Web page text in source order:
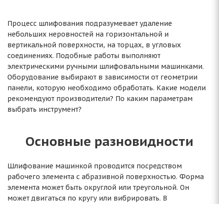
Процесс шлифования подразумевает удаление
небольших неровностей на горизонтальной и
вертикальной поверхности, на торцах, в угловых
соединениях. Подобные работы выполняют
электрическими ручными шлифовальными машинками.
Оборудование выбирают в зависимости от геометрии
панели, которую необходимо обработать. Какие модели
рекомендуют производители? По каким параметрам
выбрать инструмент?
Основные разновидности
Шлифование машинкой проводится посредством
рабочего элемента с абразивной поверхностью. Форма
элемента может быть округлой или треугольной. Он
может двигаться по кругу или вибрировать. В